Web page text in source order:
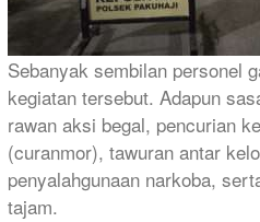
Sebanyak sembilan personel
kegiatan tersebut. Adapun
rawan aksi begal, pencurian
(curanmor), tawuran antar
penyalahgunaan narkoba,
tajam.